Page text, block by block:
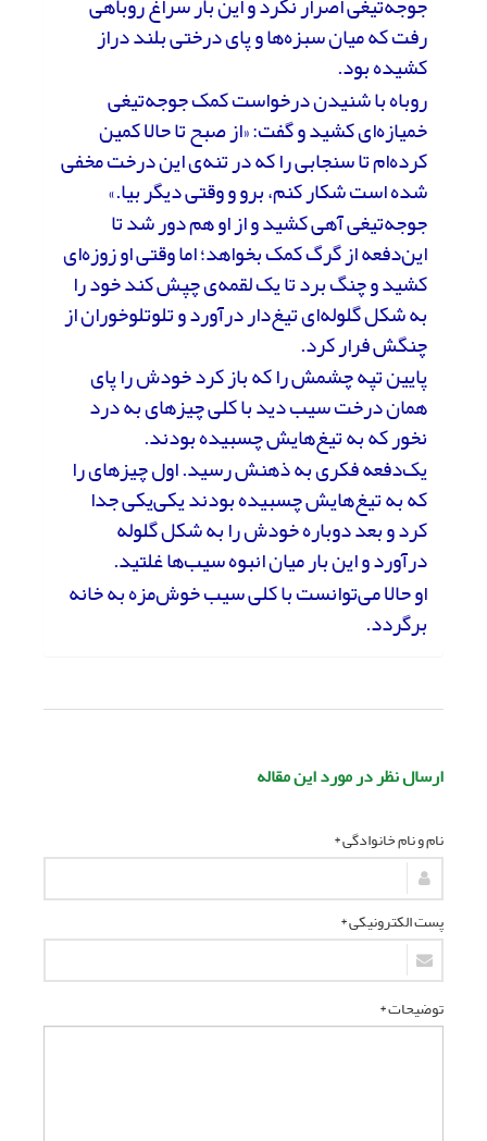
رفت که میان سبزه‌ها و پای درختی بلند دراز
کشیده بود.
روباه با شنیدن درخواست کمک جوجه‌تیغی
خمیازه‌ای کشید و گفت: «از صبح تا حالا کمین
کرده‌ام تا سنجابی را که در تنه‌ی این درخت مخفی
شده است شکار کنم، برو و وقتی دیگر بیا.»
جوجه‌تیغی آهی کشید و از او هم دور شد تا
این‌دفعه از گرگ کمک بخواهد؛ اما وقتی او زوزه‌ای
کشید و چنگ برد تا یک لقمه‌ی چپش کند خود را
به شکل گلوله‌ای تیغ‌دار درآورد و تلوتلوخوران از
چنگش فرار کرد.
پایین تپه چشمش را که باز کرد خودش را پای
همان درخت سیب دید با کلی چیزهای به درد
نخور که به تیغ‌هایش چسبیده بودند.
یک‌دفعه فکری به ذهنش رسید. اول چیزهای را
که به تیغ‌هایش چسبیده‌ بودند یکی‌یکی جدا
کرد و بعد دوباره خودش را به شکل گلوله
درآورد و این بار میان انبوه سیب‌ها غلتید.
او حالا می‌توانست با کلی سیب خوش‌مزه به‌ خانه
برگردد.
ارسال نظر در مورد این مقاله
نام و نام خانوادگی *
پست الکترونیکی *
توضیحات *